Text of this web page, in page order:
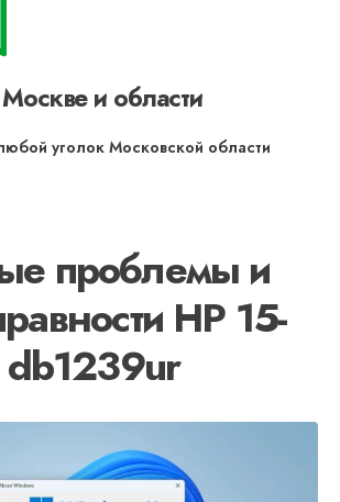
и области
уголок Московской области
проблемы и
HP 15-
db1239ur